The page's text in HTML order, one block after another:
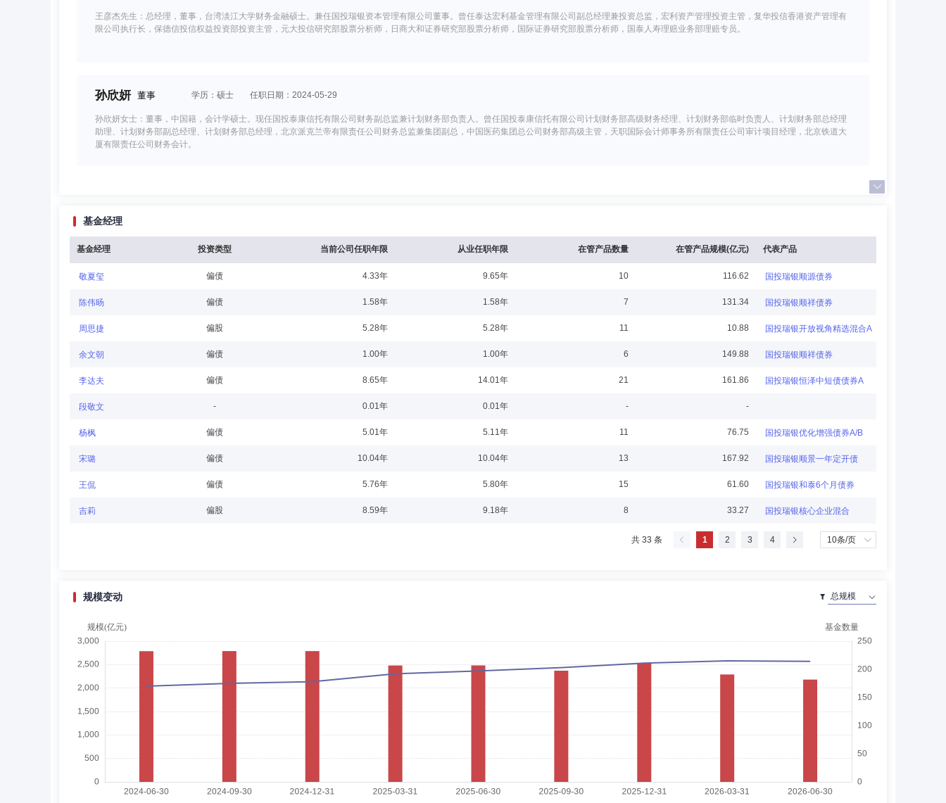
王彦杰先生：总经理，董事，台湾淡江大学财务金融硕士。兼任国投瑞银资本管理有限公司董事。曾任泰达宏利基金管理有限公司副总经理兼投资总监，宏利资产管理投资主管，复华投信香港资产管理有
限公司执行长，保德信投信权益投资部投资主管，元大投信研究部股票分析师，日商大和证券研究部股票分析师，国际证券研究部股票分析师，国泰人寿理赔业务部理赔专员。
孙欣妍 董事 学历：硕士 任职日期：2024-05-29
孙欣妍女士：董事，中国籍，会计学硕士。现任国投泰康信托有限公司财务副总监兼计划财务部负责人。曾任国投泰康信托有限公司计划财务部高级财务经理、计划财务部临时负责人、计划财务部总经理
助理、计划财务部副总经理、计划财务部总经理，北京派克兰帝有限责任公司财务总监兼集团副总，中国医药集团总公司财务部高级主管，天职国际会计师事务所有限责任公司审计项目经理，北京铁道大
厦有限责任公司财务会计。
韦杰夫（Jeffery R. Williams）先生：董事，哈佛大学商学院工商管理硕士。现任瑞银慈善基金会董事，曾任汇添富基金管理股份有限公司独立董事，大瀚人力资源集团咨询董事会委员，哈佛中心（上海）
有限公司董事总经理，深圳发展银行行长，渣打银行台湾分行行长，台湾美国国际运通股份有限公司总经理，美国运通银行台湾分行副总裁，花旗银行香港分行副总裁、深圳分行行长，花旗银行台湾分行
信贷管理负责人，北京大学外国专家。
王明辉 董事会秘书,督察长（督察员） 任职日期：2019-06-05
王明辉先生：监事，中国籍，经济学硕士，特许金融分析师协会会员、全球风险协会会员，拥有特许金融分析师(CFA)、金融风险管理师(FRM)、国际注册内部审计师(CIA)资格。现任国投瑞银基金管理有
董纯钢
董纯钢先生：国投瑞银基金管理有限公司独立董事，中国籍，法学硕士，拥有中国和美国纽约州律师资格。现任北京市竞天公诚律师事务所合伙人，兼任中国国际经贸贸易仲裁委员会、北京仲裁委员会/北
京国际仲裁中心、香港国际仲裁中心等仲裁机构仲裁员。曾任中国国际经济贸易仲裁委员会案件经办人。
学历：硕士
董事王裕闵先生：工商管理学硕士，现任日兴资产管理有限公司副总裁、全球投资主管兼首席投资官（国际），兼任ARKInvestmentManagementGPLLC董事会列席代表。历任MBank分析员，
FGIC（GECapital通用资本的子公司）交易员，GeneralReinsurance基金经理，CGAInvestmentManagement高级基金经理，StructuredCreditPartnersLLC联合创始人兼首席投资官，
邓传洲先生：独立董事，中国籍，经济学博士。现任致同会计师事务所合伙人，兼任上海航天机电股份有限公司独立董事、上海浦东建设股份有限公司独立董事。曾任职于上海国家会计学院、北大未名生
物工程集团公司、厦门国贸集团股份有限公司。
刘艳梅 副总经理 学历：硕士 任职日期：2026-04-29
刘艳梅女士：曾任职华安基金管理有限公司监察稽核部副总监兼法务主管、天力投资顾问有限公司投资银行部项目经理、中国农业银行天津市分行信贷管理部法律顾问。2007年1月加入国投瑞银基金管理
管理有限公司监察稽核部副总监兼法务主管，天力投资顾问有限公司投资银行部项目经理，中国农业银行天津市分行信贷管理部法律顾问。
基金经理
基金经理 投资类型 当前公司任职年限 从业任职年限 在管产品数量 在管产品规模(亿元) 代表产品
敬夏玺 偏债 4.33年 9.65年 10 116.62 国投瑞银顺源债券
陈伟旸 偏债 1.58年 1.58年 7 131.34 国投瑞银顺祥债券
周思捷 偏股 5.28年 5.28年 11 10.88 国投瑞银开放视角精选混合A
余文朝 偏债 1.00年 1.00年 6 149.88 国投瑞银顺祥债券
李达夫 偏债 8.65年 14.01年 21 161.86 国投瑞银恒泽中短债债券A
段敬文 - 0.01年 0.01年 - -
杨枫 偏债 5.01年 5.11年 11 76.75 国投瑞银优化增强债券A/B
宋璐 偏债 10.04年 10.04年 13 167.92 国投瑞银顺景一年定开债
王侃 偏债 5.76年 5.80年 15 61.60 国投瑞银和泰6个月债券
吉莉 偏股 8.59年 9.18年 8 33.27 国投瑞银核心企业混合
共 33 条 1 2 3 4
规模变动